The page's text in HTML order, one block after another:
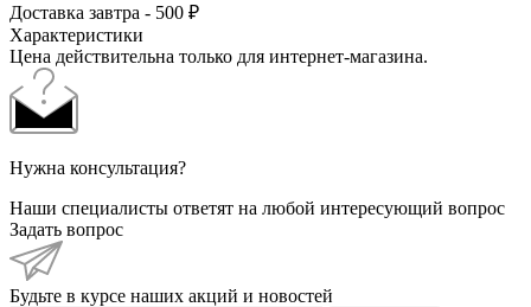
Доставка завтра - 500 ₽
Характеристики
Цена действительна только для интернет-магазина.
Нужна консультация?
Наши специалисты ответят на любой интересующий вопрос
Задать вопрос
Будьте в курсе наших акций и новостей